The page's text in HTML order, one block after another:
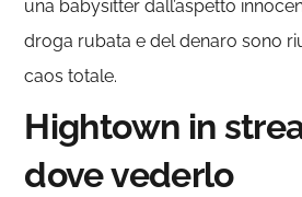
una babysitter dall’aspetto
droga rubata e del denaro sono
caos totale.
Hightown in
dove vederlo